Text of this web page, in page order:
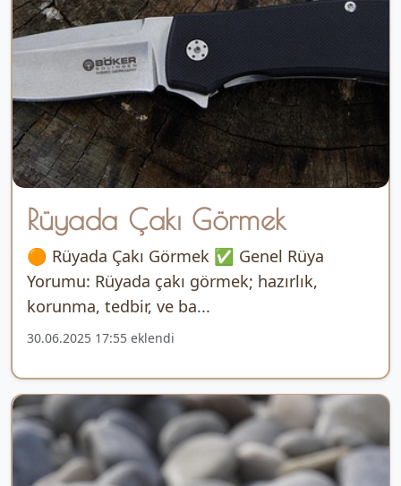
Rüyada Çakı Görmek
🟠 Rüyada Çakı Görmek ✅ Genel Rüya
Yorumu: Rüyada çakı görmek; hazırlık,
korunma, tedbir, ve ba...
30.06.2025 17:55 eklendi